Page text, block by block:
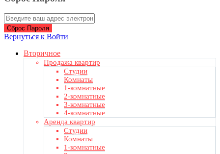
Сброс Пароля
Вернуться к Войти
Вторичное
Продажа квартир
Студии
Комнаты
1-комнатные
2-комнатные
3-комнатные
4-комнатные
Аренда квартир
Студии
Комнаты
1-комнатные